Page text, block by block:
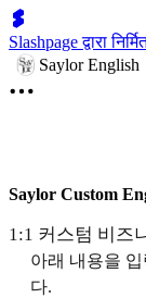
Slashpage द्वारा
Saylor English
Saylor Custom
1:1 커스텀 비즈
아래 내용을
다.